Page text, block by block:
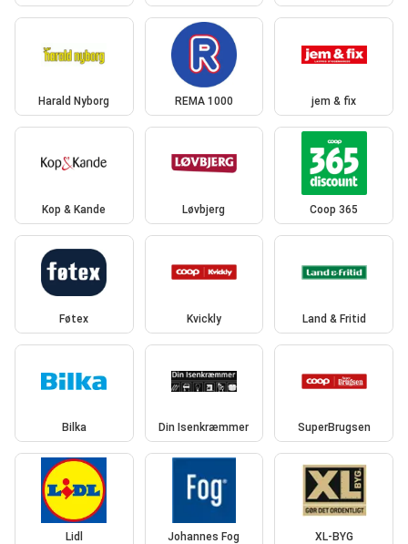
Harald Nyborg REMA 1000 jem & fix
Kop & Kande Løvbjerg Coop 365
Føtex Kvickly Land & Fritid
Bilka Din Isenkræmmer SuperBrugsen
Lidl Johannes Fog XL-BYG